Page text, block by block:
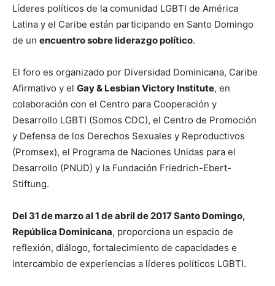
Líderes políticos de la comunidad LGBTI de América
Latina y el Caribe están participando en Santo Domingo
de un encuentro sobre liderazgo político.
El foro es organizado por Diversidad Dominicana, Caribe
Afirmativo y el Gay & Lesbian Victory Institute, en
colaboración con el Centro para Cooperación y
Desarrollo LGBTI (Somos CDC), el Centro de Promoción
y Defensa de los Derechos Sexuales y Reproductivos
(Promsex), el Programa de Naciones Unidas para el
Desarrollo (PNUD) y la Fundación Friedrich-Ebert-
Stiftung.
Del 31 de marzo al 1 de abril de 2017 Santo Domingo,
República Dominicana, proporciona un espacio de
reflexión, diálogo, fortalecimiento de capacidades e
intercambio de experiencias a líderes políticos LGBTI.